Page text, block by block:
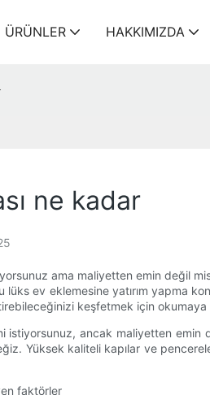
ÜRÜNLER HAKKIMIZDA
ne kadar
ama maliyetten emin değil
ev eklemesine yatırım yapma
keşfetmek için
ancak maliyetten emin
Yüksek kaliteli kapılar ve
faktörler